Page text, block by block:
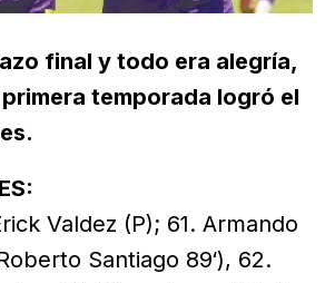
final y todo era alegría,
temporada logró el
Valdez (P); 61. Armando
Santiago 89‘), 62.